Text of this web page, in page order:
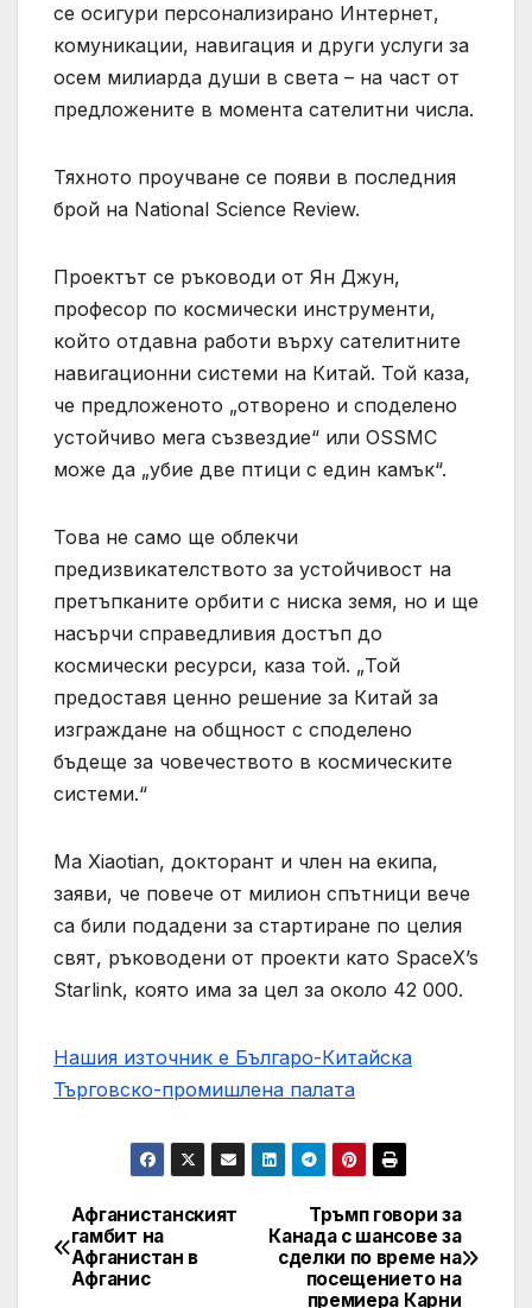
се осигури персонализирано Интернет,
комуникации, навигация и други услуги за
осем милиарда души в света – на част от
предложените в момента сателитни числа.
Тяхното проучване се появи в последния
брой на National Science Review.
Проектът се ръководи от Ян Джун,
професор по космически инструменти,
който отдавна работи върху сателитните
навигационни системи на Китай. Той каза,
че предложеното „отворено и споделено
устойчиво мега съзвездие“ или OSSMC
може да „убие две птици с един камък“.
Това не само ще облекчи
предизвикателството за устойчивост на
претъпканите орбити с ниска земя, но и ще
насърчи справедливия достъп до
космически ресурси, каза той. „Той
предоставя ценно решение за Китай за
изграждане на общност с споделено
бъдеще за човечеството в космическите
системи.“
Ma Xiaotian, докторант и член на екипа,
заяви, че повече от милион спътници вече
са били подадени за стартиране по целия
свят, ръководени от проекти като SpaceX’s
Starlink, която има за цел за около 42 000.
Нашия източник е Българо-Китайска
Търговско-промишлена палaта
Post
navigation
Тръмп говори за
Канада с шансове за
сделки по време на
посещението на
премиера Карни
Афганистанският
гамбит на
Афганистан в
Афганис